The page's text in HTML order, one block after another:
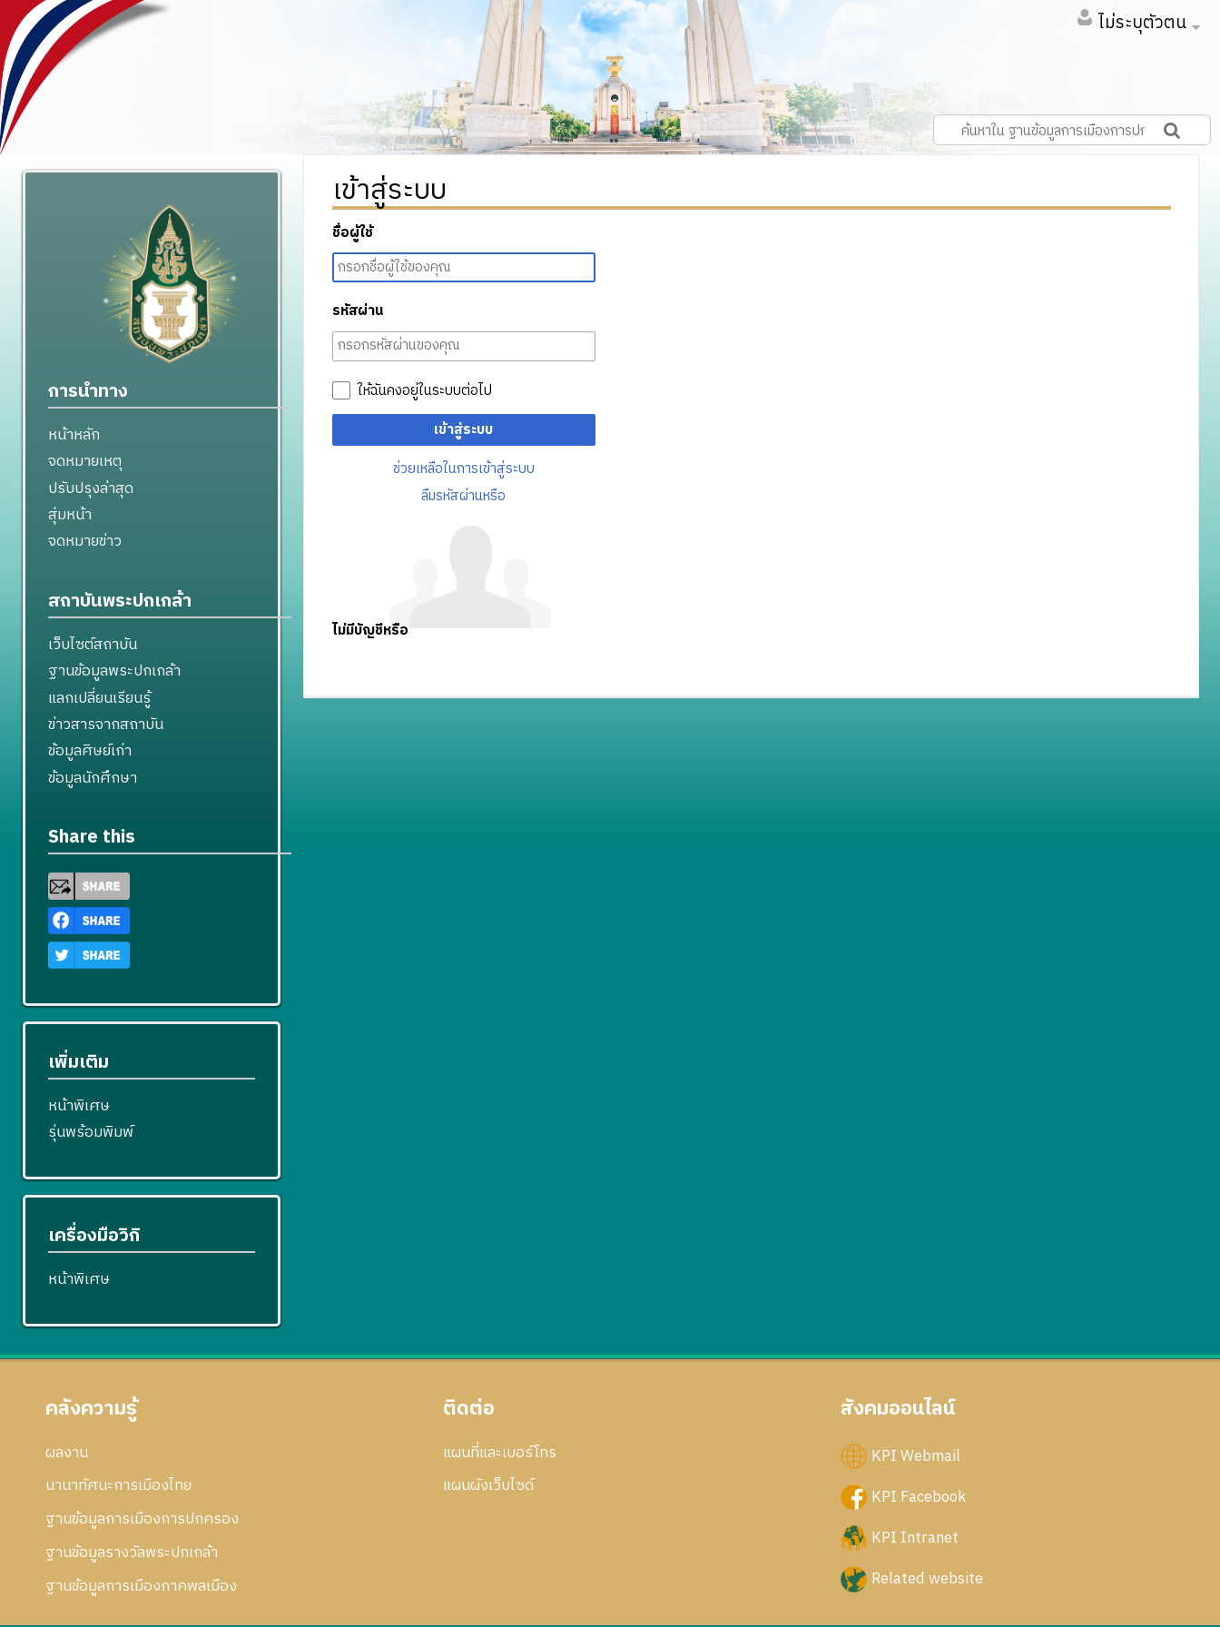
ไม่ระบุตัวตน
เข้าสู่ระบบ
ชื่อผู้ใช้
รหัสผ่าน
ให้ฉันคงอยู่ในระบบต่อไป
เข้าสู่ระบบ
ช่วยเหลือในการเข้าสู่ระบบ
ลืมรหัสผ่านหรือ
ไม่มีบัญชีหรือ
การนำทาง
หน้าหลัก
จดหมายเหตุ
ปรับปรุงล่าสุด
สุ่มหน้า
จดหมายข่าว
สถาบันพระปกเกล้า
เว็บไซต์สถาบัน
ฐานข้อมูลพระปกเกล้า
แลกเปลี่ยนเรียนรู้
ข่าวสารจากสถาบัน
ข้อมูลศิษย์เก่า
ข้อมูลนักศึกษา
Share this
เพิ่มเติม
หน้าพิเศษ
รุ่นพร้อมพิมพ์
เครื่องมือวิกิ
หน้าพิเศษ
คลังความรู้
ผลงาน
นานาทัศนะการเมืองไทย
ฐานข้อมูลการเมืองการปกครอง
ฐานข้อมูลรางวัลพระปกเกล้า
ฐานข้อมูลการเมืองภาคพลเมือง
ติดต่อ
แผนที่และเบอร์โทร
แผนผังเว็บไซด์
สังคมออนไลน์
KPI Webmail
KPI Facebook
KPI Intranet
Related website